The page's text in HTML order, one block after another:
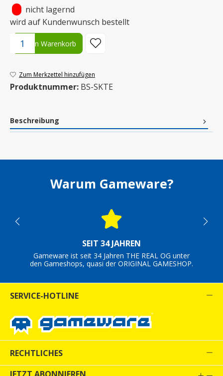
nicht lagernd
wird auf Kundenwunsch bestellt
Produkt Anzahl: Gib den gewünschten Wert ein oder benutze
In den Warenkorb
Zum Merkzettel hinzufügen
Produktnummer: BS-SKTE
Beschreibung
Warum Gameware?
SEIT 34 JAHREN
Gameware ist seit 34 Jahren THE REAL OG unter
den Gameshops, quasi der ORIGINAL GAMESHOP.
SERVICE-HOTLINE
RECHTLICHES